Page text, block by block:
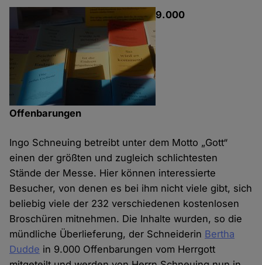
9.000
Offenbarungen
Ingo Schneuing betreibt unter dem Motto „Gott“
einen der größten und zugleich schlichtesten
Stände der Messe. Hier können interessierte
Besucher, von denen es bei ihm nicht viele gibt, sich
beliebig viele der 232 verschiedenen kostenlosen
Broschüren mitnehmen. Die Inhalte wurden, so die
mündliche Überlieferung, der Schneiderin Bertha
Dudde in 9.000 Offenbarungen vom Herrgott